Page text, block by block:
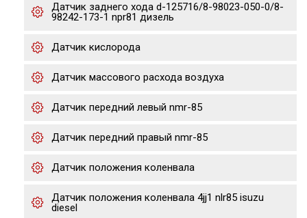
Датчик заднего хода d-125716/8-98023-050-0/8-
98242-173-1 npr81 дизель
Датчик кислорода
Датчик массового расхода воздуха
Датчик передний левый nmr-85
Датчик передний правый nmr-85
Датчик положения коленвала
Датчик положения коленвала 4jj1 nlr85 isuzu
diesel